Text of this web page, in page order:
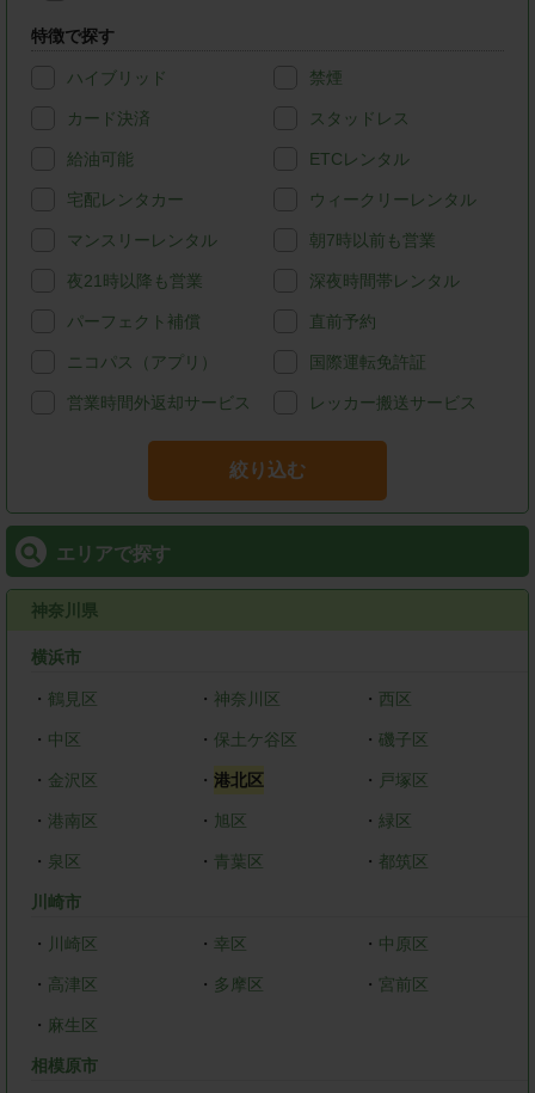
特徴で探す
ハイブリッド 禁煙
カード決済 スタッドレス
給油可能 ETCレンタル
宅配レンタカー ウィークリーレンタル
マンスリーレンタル 朝7時以前も営業
夜21時以降も営業 深夜時間帯レンタル
パーフェクト補償 直前予約
ニコパス（アプリ） 国際運転免許証
営業時間外返却サービス レッカー搬送サービス
絞り込む
エリアで探す
神奈川県
横浜市
・ 鶴見区 ・ 神奈川区 ・ 西区
・ 中区 ・ 保土ケ谷区 ・磯子区
・ 金沢区 ・ 港北区 ・ 戸塚区
・ 港南区 ・ 旭区 ・ 緑区
・ 泉区 ・ 青葉区 ・ 都筑区
川崎市
・ 川崎区 ・ 幸区 ・ 中原区
・ 高津区 ・ 多摩区 ・ 宮前区
・ 麻生区
相模原市